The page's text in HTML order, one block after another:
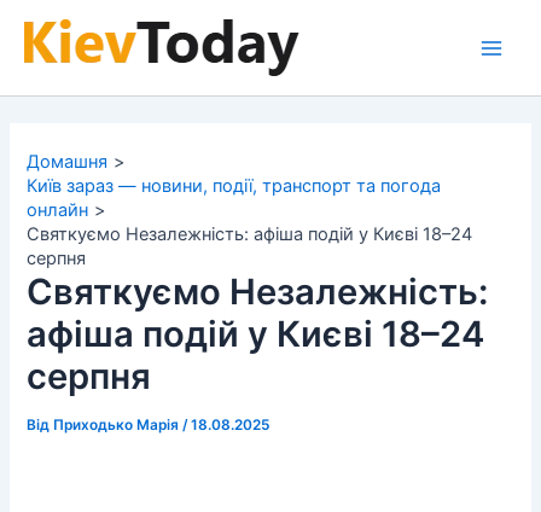
Домашня
Київ зараз — новини, події, транспорт та погода
онлайн
Святкуємо Незалежність: афіша подій у Києві 18–24
серпня
Святкуємо Незалежність:
афіша подій у Києві 18–24
серпня
Від Приходько Марія /18.08.2025